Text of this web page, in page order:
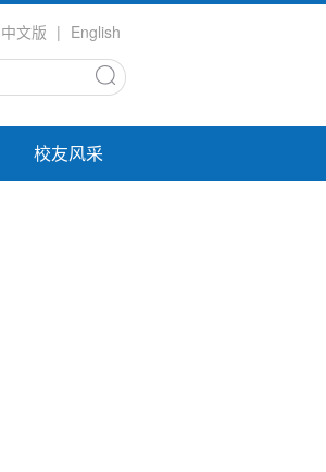
中文版 | English
校友风采